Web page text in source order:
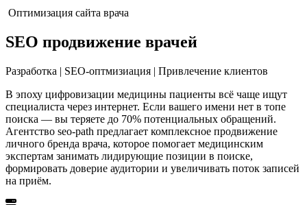
Оптимизация сайта врача
SEO продвижение врачей
Разработка | SEO-оптмизиация | Привлечение клиентов
В эпоху цифровизации медицины пациенты всё чаще ищут
специалиста через интернет. Если вашего имени нет в топе
поиска — вы теряете до 70% потенциальных обращений.
Агентство seo-path предлагает комплексное продвижение
личного бренда врача, которое помогает медицинским
экспертам занимать лидирующие позиции в поиске,
формировать доверие аудитории и увеличивать поток записей
на приём.